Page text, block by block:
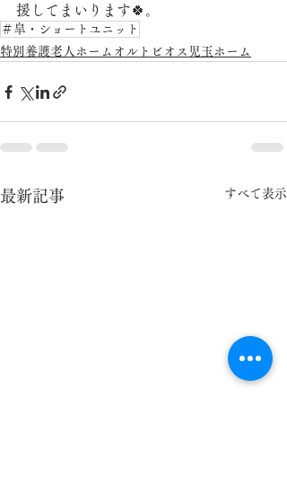
援してまいります🍀。
＃皐・ショートユニット
特別養護老人ホームオルトビオス児玉ホーム
最新記事 すべて表示